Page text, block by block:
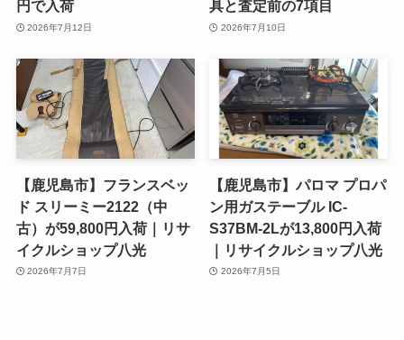
円で入荷
2026年7月12日
具と査定前の7項目
2026年7月10日
【鹿児島市】フランスベッ
ド スリーミー2122（中
古）が59,800円入荷｜リサ
イクルショップ八光
2026年7月7日
【鹿児島市】パロマ プロパ
ン用ガステーブル IC-
S37BM-2Lが13,800円入荷
｜リサイクルショップ八光
2026年7月5日